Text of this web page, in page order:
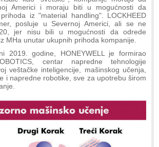
Americi i moraju biti u mogućnosti da
iz "material handling". LOCKHEED
posluje u Severnoj Americi, ali se ne
jer nisu bili u mogućnosti da odrede
MHa unutar ukupnih prihoda kompanije.
2019. godine, HONEYWELL je formirao
centar napredne tehnologije
veštačke inteligencije, mašinskog učenja,
i napredne robotike, sve za upotrebu širom